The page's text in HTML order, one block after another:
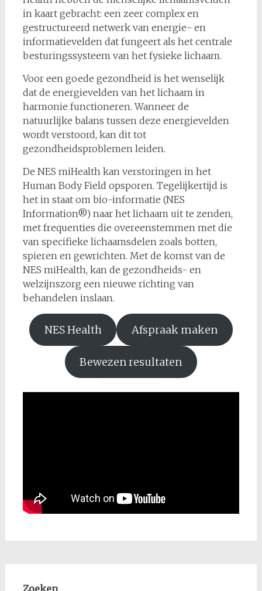
in kaart gebracht: een zeer complex en
gestructureerd netwerk van energie- en
informatievelden dat fungeert als het centrale
besturingssysteem van het fysieke lichaam.
Voor een goede gezondheid is het wenselijk
dat de energievelden van het lichaam in
harmonie functioneren. Wanneer de
natuurlijke balans tussen deze energievelden
wordt verstoord, kan dit tot
gezondheidsproblemen leiden.
De NES miHealth kan verstoringen in het
Human Body Field opsporen. Tegelijkertijd is
het in staat om bio-informatie (NES
Information®) naar het lichaam uit te zenden,
met frequenties die overeenstemmen met die
van specifieke lichaamsdelen zoals botten,
spieren en gewrichten. Met de komst van de
NES miHealth, kan de gezondheids- en
welzijnszorg een nieuwe richting van
behandelen inslaan.
NES Health Afspraak maken
Bewezen resultaten